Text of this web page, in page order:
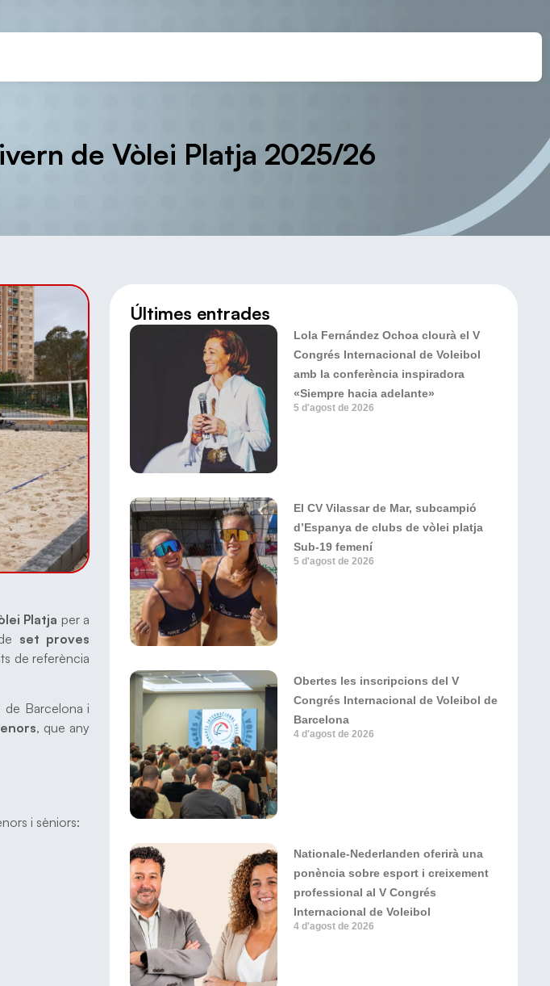
de Vòlei Platja 2025/26
Platja per a
set proves
de referència
de Barcelona i
, que any
i sèniors:
Últimes entrades
Lola Fernández Ochoa clourà el V
Congrés Internacional de Voleibol
amb la conferència inspiradora
«Siempre hacia adelante»
5 d'agost de 2026
El CV Vilassar de Mar, subcampió
d’Espanya de clubs de vòlei platja
Sub-19 femení
5 d'agost de 2026
Obertes les inscripcions del V
Congrés Internacional de Voleibol de
Barcelona
4 d'agost de 2026
Nationale-Nederlanden oferirà una
ponència sobre esport i creixement
professional al V Congrés
Internacional de Voleibol
4 d'agost de 2026